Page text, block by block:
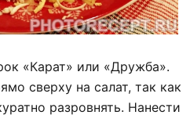
«Карат» или «Дружба».
сверху на салат, так как
разровнять. Нанести